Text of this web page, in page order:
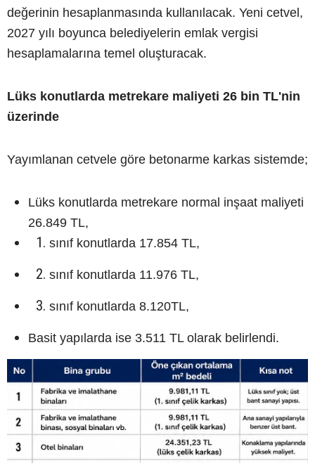
değerinin hesaplanmasında kullanılacak. Yeni cetvel,
2027 yılı boyunca belediyelerin emlak vergisi
hesaplamalarına temel oluşturacak.
Lüks konutlarda metrekare maliyeti 26 bin TL'nin
üzerinde
Yayımlanan cetvele göre betonarme karkas sistemde;
Lüks konutlarda metrekare normal inşaat maliyeti
26.849 TL,
sınıf konutlarda 17.854 TL,
sınıf konutlarda 11.976 TL,
sınıf konutlarda 8.120TL,
Basit yapılarda ise 3.511 TL olarak belirlendi.